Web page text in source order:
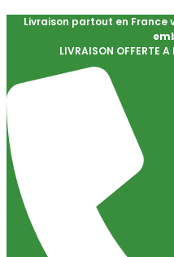
Livraison partout en France
LIVRAISON OFFERTE